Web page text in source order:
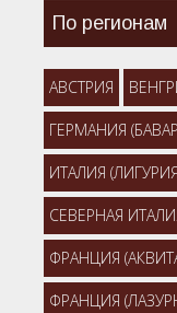
По регионам
АВСТРИЯ
ГЕРМАНИЯ
ИТАЛИЯ
СЕВЕРНАЯ
ФРАНЦИЯ
ФРАНЦИЯ